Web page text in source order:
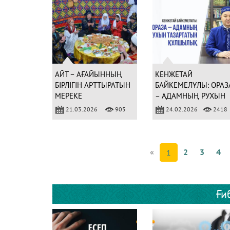
АЙТ – АҒАЙЫННЫҢ
БІРЛІГІН АРТТЫРАТЫН
МЕРЕКЕ
21.03.2026 905
КЕНЖЕТАЙ
БАЙКЕМЕЛҰЛЫ:
– АДАМНЫҢ РУХЫН
ТАЗАРТАТЫН
ҚҰЛШЫЛЫҚ
24.02.2026 2418
« 1 2 3 4